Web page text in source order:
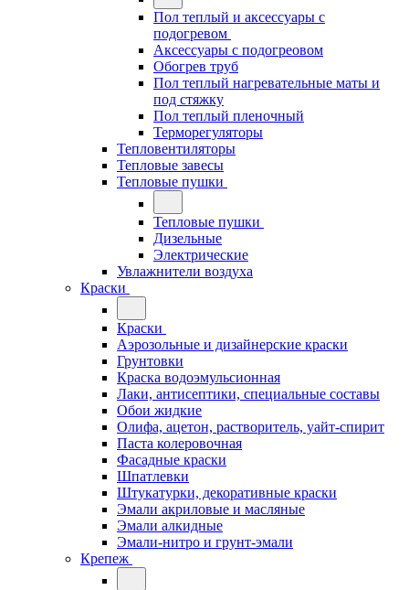
Пол теплый и аксессуары с
подогревом
Аксессуары с подогреовом
Обогрев труб
Пол теплый нагревательные маты и
под стяжку
Пол теплый пленочный
Терморегуляторы
Тепловентиляторы
Тепловые завесы
Тепловые пушки
Тепловые пушки
Дизельные
Электрические
Увлажнители воздуха
Краски
Краски
Аэрозольные и дизайнерские краски
Грунтовки
Краска водоэмульсионная
Лаки, антисептики, специальные составы
Обои жидкие
Олифа, ацетон, растворитель, уайт-спирит
Паста колеровочная
Фасадные краски
Шпатлевки
Штукатурки, декоративные краски
Эмали акриловые и масляные
Эмали алкидные
Эмали-нитро и грунт-эмали
Крепеж